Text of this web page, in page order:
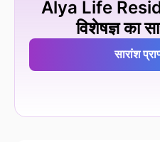
Alya Life
विशेषज्ञ का
सारांश